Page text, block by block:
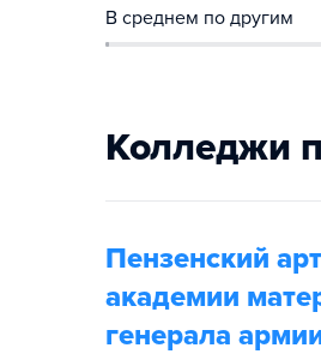
В среднем по другим
Колледжи
Пензенский
академии
генерала